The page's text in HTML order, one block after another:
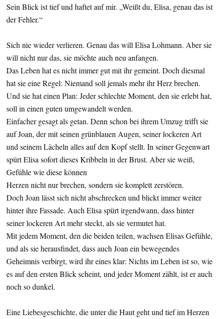
Sein Blick ist tief und haftet auf mir. „Weißt du, Elisa, genau das ist
der Fehler.“
Sich nie wieder verlieren. Genau das will Elisa Lohmann. Aber sie
will nicht nur das, sie möchte auch neu anfangen.
Das Leben hat es nicht immer gut mit ihr gemeint. Doch diesmal
hat sie eine Regel: Niemand soll jemals mehr ihr Herz brechen.
Und sie hat einen Plan: Jeder schlechte Moment, den sie erlebt hat,
soll in einen guten umgewandelt werden.
Einfacher gesagt als getan. Denn schon bei ihrem Umzug trifft sie
auf Joan, der mit seinen grünblauen Augen, seiner lockeren Art
und seinem Lächeln alles auf den Kopf stellt. In seiner Gegenwart
spürt Elisa sofort dieses Kribbeln in der Brust. Aber sie weiß,
Gefühle wie diese können
Herzen nicht nur brechen, sondern sie komplett zerstören.
Doch Joan lässt sich nicht abschrecken und blickt immer weiter
hinter ihre Fassade. Auch Elisa spürt irgendwann, dass hinter
seiner lockeren Art mehr steckt, als sie vermutet hat.
Mit jedem Moment, den die beiden teilen, wachsen Elisas Gefühle,
und als sie herausfindet, dass auch Joan ein bewegendes
Geheimnis verbirgt, wird ihr eines klar: Nichts im Leben ist so, wie
es auf den ersten Blick scheint, und jeder Moment zählt, ist er auch
noch so dunkel.
Eine Liebesgeschichte, die unter die Haut geht und tief im Herzen